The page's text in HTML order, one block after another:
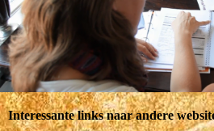
Interessante links naar andere